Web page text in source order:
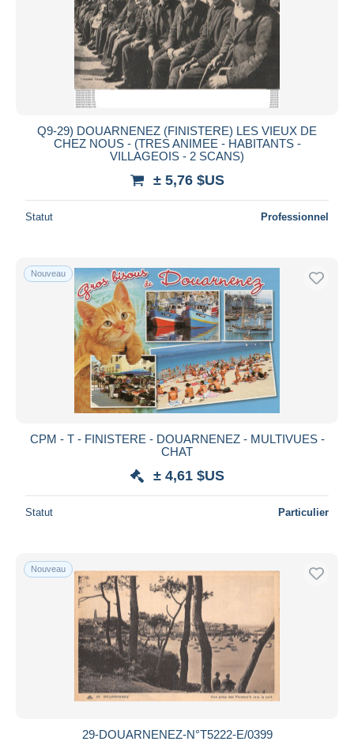
Q9-29) DOUARNENEZ (FINISTERE) LES VIEUX DE
CHEZ NOUS - (TRES ANIMEE - HABITANTS -
VILLAGEOIS - 2 SCANS)
± 5,76 $US
Statut Professionnel
Nouveau
CPM - T - FINISTERE - DOUARNENEZ - MULTIVUES -
CHAT
± 4,61 $US
Statut Particulier
Nouveau
29-DOUARNENEZ-N°T5222-E/0399